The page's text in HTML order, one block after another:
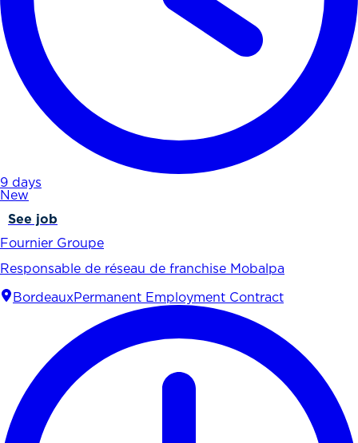
9 days
New
See job
Fournier Groupe
Responsable de réseau de franchise Mobalpa
BordeauxPermanent Employment Contract